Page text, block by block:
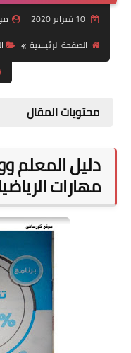
10 فبراير 2020
الصفحة الرئيسية
محتويات المقال
دليل المعلم
مهارات